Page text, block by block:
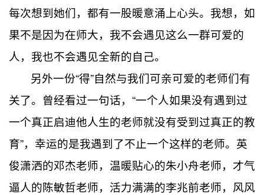
每次想到她们，都有一股暖意涌上心头。我想，如
果不是因为在师大，我不会遇见这么一群可爱的
人，我也不会遇见全新的自己。
另外一份“得”自然与我们可亲可爱的老师们有
关了。曾经看过一句话，“一个人如果没有遇到过
一个真正启迪他人生的老师就没有受到过真正的教
育”，幸运的是我遇到了不止一个这样的老师。英
俊潇洒的邓杰老师，温暖贴心的朱小舟老师，才气
逼人的陈敏哲老师，活力满满的李兆前老师，风风